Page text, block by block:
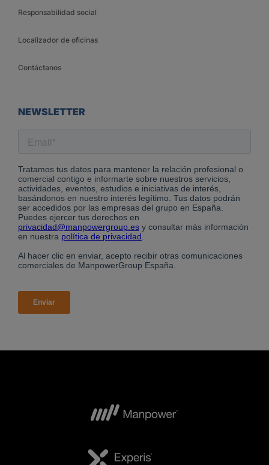
Responsabilidad social
Localizador de oficinas
Contáctanos
NEWSLETTER